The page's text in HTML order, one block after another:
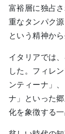
富裕層に独占
重なタンパク
という精神か
イタリアでは
した。フィレ
ンティーナ」
ナ」といった
化を象徴する